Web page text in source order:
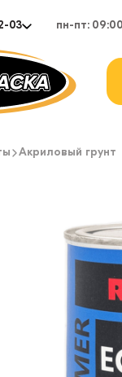
03 пн-пт:
Акриловый грунт